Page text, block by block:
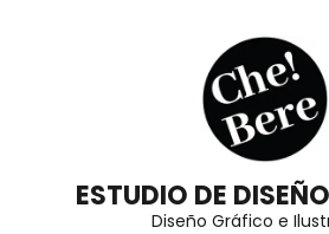
ESTUDIO DE
Diseño Gráfico e